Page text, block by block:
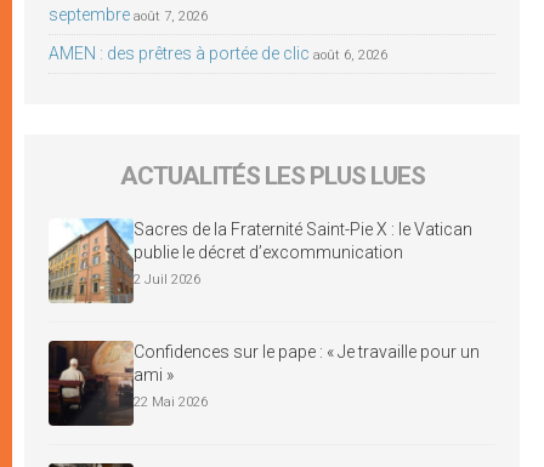
septembre août 7, 2026
AMEN : des prêtres à portée de clic août 6, 2026
ACTUALITÉS LES PLUS LUES
Sacres de la Fraternité Saint-Pie X : le Vatican
publie le décret d’excommunication
2 Juil 2026
Confidences sur le pape : « Je travaille pour un
ami »
22 Mai 2026